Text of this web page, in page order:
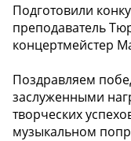
Подготовили
преподаватель
концертмейстер
Поздравляем
заслуженными
творческих
музыкальном